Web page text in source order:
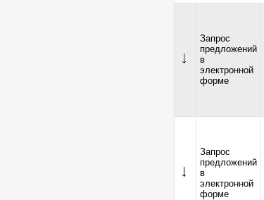
Запрос
предложений
в
электронной
форме
Запрос
предложений
в
электронной
форме